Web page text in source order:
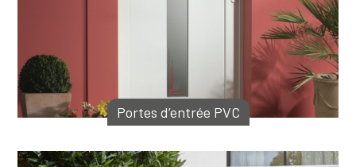
Portes d’entrée PVC